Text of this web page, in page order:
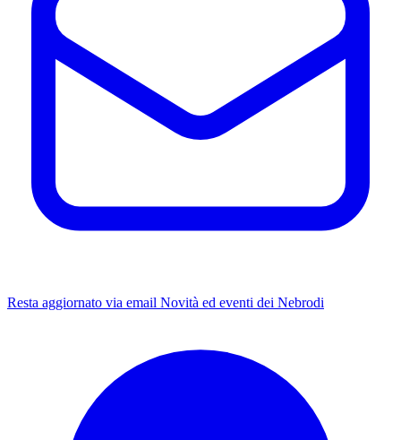
Resta aggiornato via email Novità ed eventi dei Nebrodi